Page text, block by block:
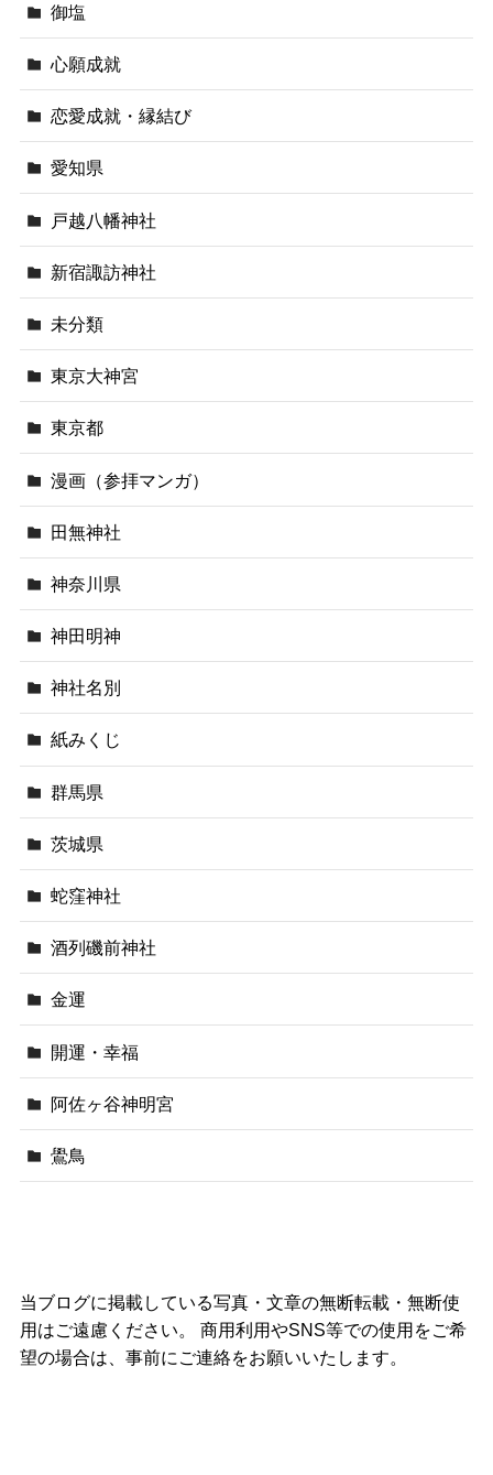
御塩
心願成就
恋愛成就・縁結び
愛知県
戸越八幡神社
新宿諏訪神社
未分類
東京大神宮
東京都
漫画（参拝マンガ）
田無神社
神奈川県
神田明神
神社名別
紙みくじ
群馬県
茨城県
蛇窪神社
酒列磯前神社
金運
開運・幸福
阿佐ヶ谷神明宮
鷽鳥
当ブログに掲載している写真・文章の無断転載・無断使
用はご遠慮ください。 商用利用やSNS等での使用をご希
望の場合は、事前にご連絡をお願いいたします。